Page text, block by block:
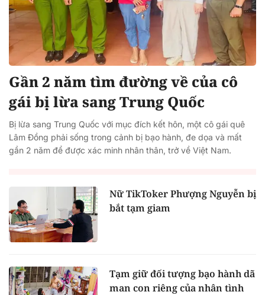
Gần 2 năm tìm đường về của cô
gái bị lừa sang Trung Quốc
Bị lừa sang Trung Quốc với mục đích kết hôn, một cô gái quê
Lâm Đồng phải sống trong cảnh bị bạo hành, đe dọa và mất
gần 2 năm để được xác minh nhân thân, trở về Việt Nam.
Nữ TikToker Phượng Nguyễn bị
bắt tạm giam
Tạm giữ đối tượng bạo hành dã
man con riêng của nhân tình